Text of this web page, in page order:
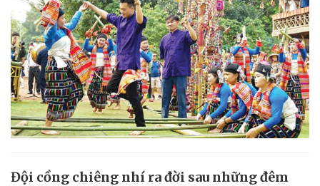
Đội cồng chiêng nhí ra đời sau những đêm